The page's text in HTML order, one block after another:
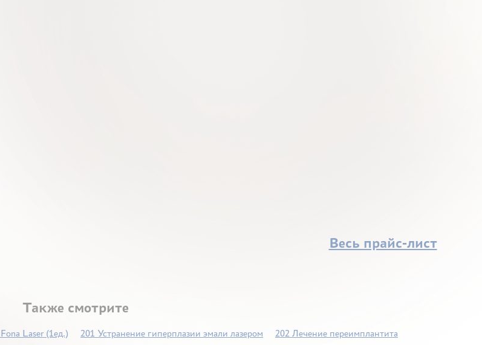
Весь прайс-лист
Также смотрите
Laser (1ед.) 201 Устранение гиперплазии эмали лазером 202 Лечение переимплантита